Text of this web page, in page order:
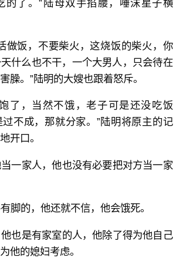
的了。”陆母双手掐腰，唾沫星子横
做饭，不要柴火，这烧饭的柴火，你
什么也不干，一个大男人，只会待在
臊。”陆明的大嫂也跟着怒斥。
了，当然不饿，老子可是还没吃饭
不成，那就分家。”陆明将原主的记
开口。
一家人，他也没有必要把对方当一家
脚的，他还就不信，他会饿死。
也是有家室的人，他除了得为他自己
他的媳妇考虑。